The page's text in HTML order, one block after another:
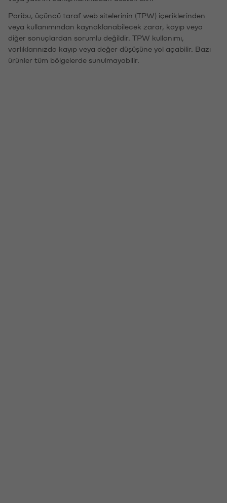
Paribu, üçüncü taraf web sitelerinin (TPW) içeriklerinden
veya kullanımından kaynaklanabilecek zarar, kayıp veya
diğer sonuçlardan sorumlu değildir. TPW kullanımı,
varlıklarınızda kayıp veya değer düşüşüne yol açabilir. Bazı
ürünler tüm bölgelerde sunulmayabilir.